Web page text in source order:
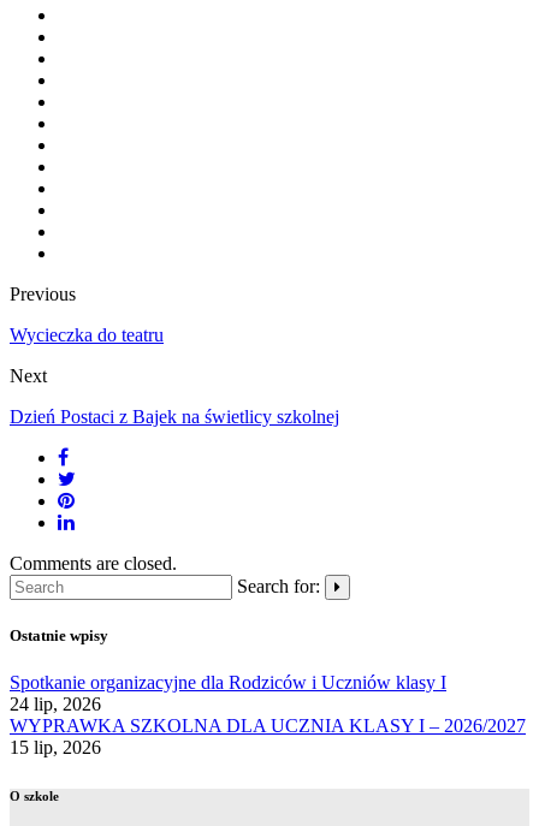
Previous
Wycieczka do teatru
Next
Dzień Postaci z Bajek na świetlicy szkolnej
Comments are closed.
Search for:
Ostatnie wpisy
Spotkanie organizacyjne dla Rodziców i Uczniów klasy I
24 lip, 2026
WYPRAWKA SZKOLNA DLA UCZNIA KLASY I – 2026/2027
15 lip, 2026
O szkole